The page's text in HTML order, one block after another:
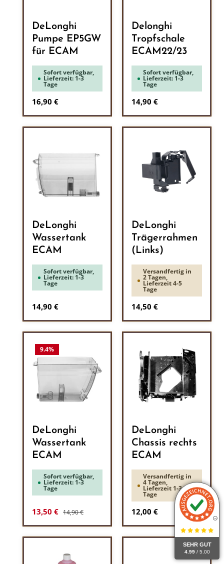
SEHR GUT
4.99 / 5.00
DeLonghi
Pumpe EP5GW
für ECAM
Sofort verfügbar,
Lieferzeit: 1-3
Tage
Regulärer Preis:
16,90 €
Delonghi
Tropfschale
ECAM22/23
Sofort verfügbar,
Lieferzeit: 1-3
Tage
Regulärer Preis:
14,90 €
DeLonghi
Wassertank
ECAM
Sofort verfügbar,
Lieferzeit: 1-3
Tage
Regulärer Preis:
14,90 €
DeLonghi
Trägerrahmen
(Links)
Versandfertig in
2 Tagen,
Lieferzeit 4-5
Tage
Regulärer Preis:
14,50 €
9.4%
DeLonghi
Wassertank
ECAM
Sofort verfügbar,
Lieferzeit: 1-3
Tage
Verkaufspreis:
13,50 € Regulärer Preis:
14,90 €
DeLonghi
Chassis rechts
ECAM
Versandfertig in
4 Tagen,
Lieferzeit 1-3
Tage
Regulärer Preis:
12,00 €